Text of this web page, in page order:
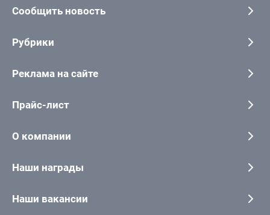
Сообщить новость
Рубрики
Реклама на сайте
Прайс-лист
О компании
Наши награды
Наши вакансии